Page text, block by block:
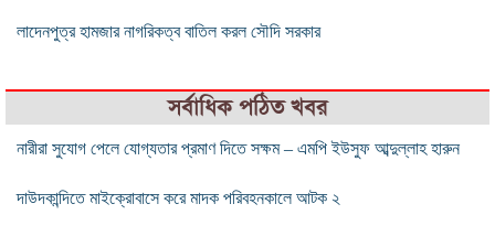
লাদেনপুত্র হামজার নাগরিকত্ব বাতিল করল সৌদি সরকার
সর্বাধিক পঠিত খবর
নারীরা সুযোগ পেলে যোগ্যতার প্রমাণ দিতে সক্ষম – এমপি ইউসুফ আব্দুল্লাহ হারুন
দাউদকান্দিতে মাইক্রোবাসে করে মাদক পরিবহনকালে আটক ২